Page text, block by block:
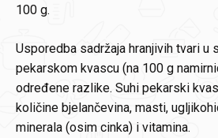
100 g.
Usporedba sadržaja hranjivih tvari u
pekarskom kvascu (na 100 g
određene razlike. Suhi pekarski
količine bjelančevina, masti,
minerala (osim cinka) i vitamina.